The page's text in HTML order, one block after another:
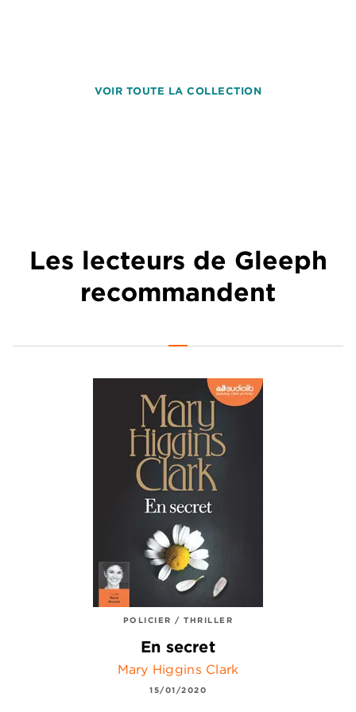
VOIR TOUTE LA COLLECTION
Les lecteurs de Gleeph
recommandent
POLICIER / THRILLER
En secret
Mary Higgins Clark
15/01/2020